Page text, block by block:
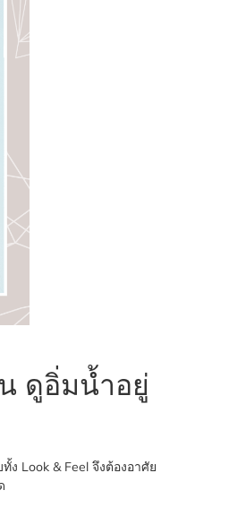
ดูอิ่มน้ำอยู่
Look & Feel จึงต้องอาศัย